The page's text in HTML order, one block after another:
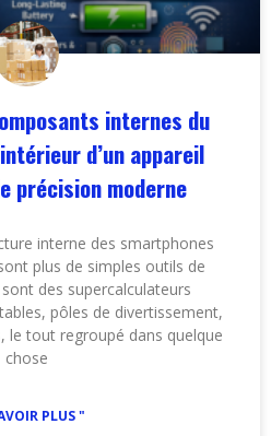
internes du
d’un appareil
précision moderne
interne des smartphones
plus de simples outils de
des supercalculateurs
pôles de divertissement,
le tout regroupé dans quelque
chose
PLUS "